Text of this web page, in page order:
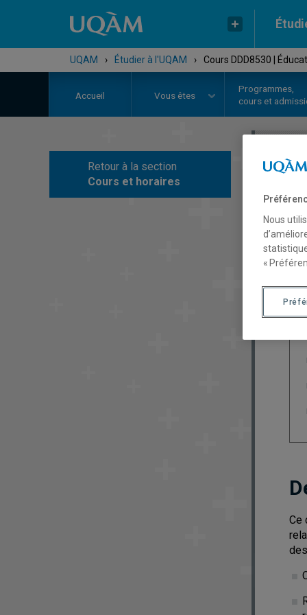
UQAM › Étudier à l'UQAM › Cours DDD8530 |
Accueil Vous êtes
Programmes,
cours et
Retour à la section
Cours et horaires
Ce
Nous
«